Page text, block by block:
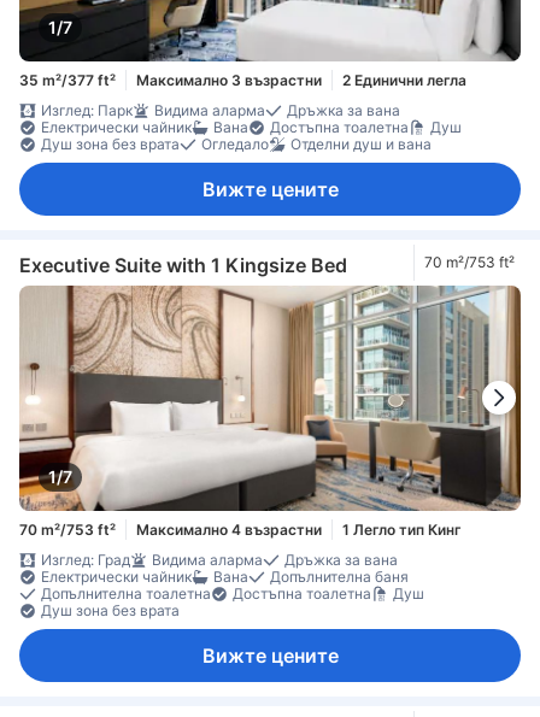
1/7
35 m²/377 ft² Максимално 3 възрастни
2 Единични легла
Изглед: Парк
Видима аларма
Дръжка за вана
Електрически чайник
Вана Достъпна тоалетна
Душ
Душ зона без врата
Огледало Отделни душ и вана
Вижте цените
Executive Suite with 1 Kingsize Bed 70 m²/753 ft²
1/7
70 m²/753 ft² Максимално 4 възрастни
1 Легло тип Кинг
Изглед: Град
Видима аларма
Дръжка за вана
Електрически чайник
Вана
Допълнителна баня
Допълнителна тоалетна
Достъпна тоалетна
Душ
Душ зона без врата
Вижте цените